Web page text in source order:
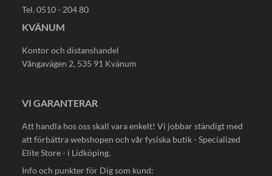
Tel. 0510 - 204 80
KVÄNUM
Kontor och distanshandel
Vångavägen 2, 535 91 Kvänum
VI GARANTERAR
Att handla hos oss skall vara enkelt! Vi jobbar ständigt med
att förbättra webshopen och vår fysiska butik - Specialized
Elite Store - i Lidköping.
Info och punkter för Dig som kund: